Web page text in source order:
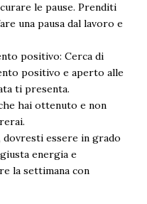
le pause. Prenditi
una pausa dal lavoro e
positivo: Cerca di
positivo e aperto alle
ti presenta.
hai ottenuto e non
dovresti essere in grado
energia e
la settimana con